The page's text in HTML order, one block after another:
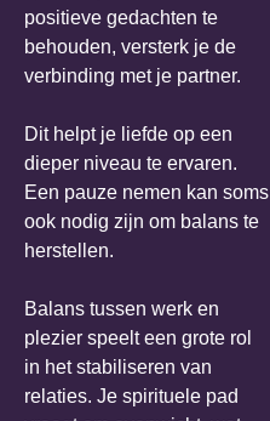
positieve gedachten te
behouden, versterk je de
verbinding met je partner.
Dit helpt je liefde op een
dieper niveau te ervaren.
Een pauze nemen kan soms
ook nodig zijn om balans te
herstellen.
Balans tussen werk en
plezier speelt een grote rol
in het stabiliseren van
relaties. Je spirituele pad